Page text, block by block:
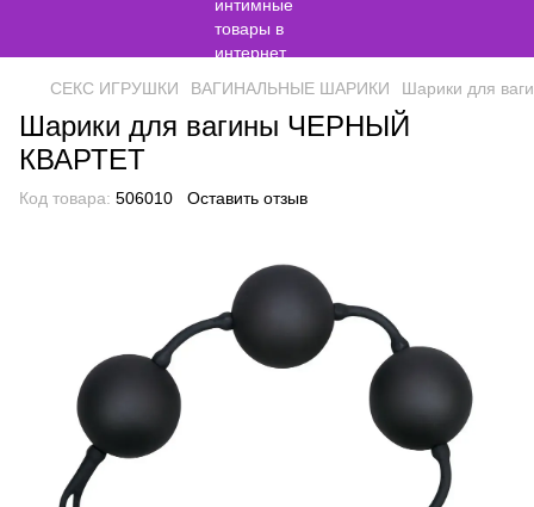
СЕКС ИГРУШКИ ВАГИНАЛЬНЫЕ ШАРИКИ Шарики для
Шарики для вагины ЧЕРНЫЙ
КВАРТЕТ
Код товара: 506010 Оставить отзыв